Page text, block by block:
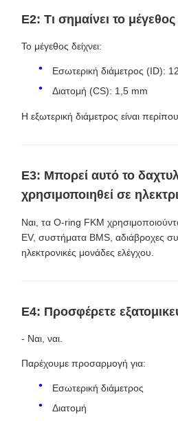
Ε2: Τι σημαίνει το
Το μέγεθος δείχνει:
Εσωτερική διάμετρος (ID):
Διατομή (CS): 1,5 mm
Η εξωτερική διάμετρος είναι
Ε3: Μπορεί αυτό το
χρησιμοποιηθεί σε
Ναι, τα O-ring FKM
EV, συστήματα BMS, αδιάβροχες
ηλεκτρονικές μονάδες ελέγχου.
Ε4: Προσφέρετε
- Ναι, ναι.
Παρέχουμε προσαρμογή για:
Εσωτερική διάμετρος
Διατομή